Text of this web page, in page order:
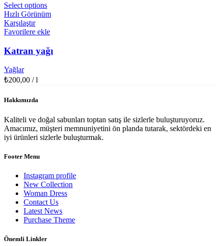
Select options
Hızlı Görünüm
Karşılaştır
Favorilere ekle
Katran yağı
Yağlar
₺200,00 / l
Hakkımızda
Kaliteli ve doğal sabunları toptan satış ile sizlerle buluşturuyoruz.
Amacımız, müşteri memnuniyetini ön planda tutarak, sektördeki en
iyi ürünleri sizlerle buluşturmak.
Footer Menu
Instagram profile
New Collection
Woman Dress
Contact Us
Latest News
Purchase Theme
Önemli Linkler